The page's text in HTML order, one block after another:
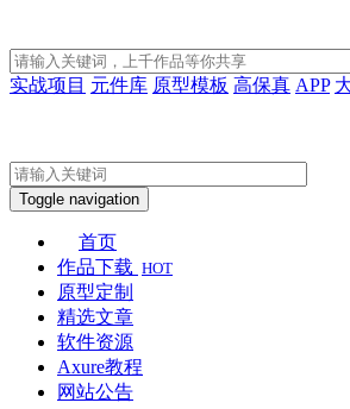
实战项目 元件库 原型模板 高保真 APP
Toggle navigation
首页
作品下载 HOT
原型定制
精选文章
软件资源
Axure教程
网站公告